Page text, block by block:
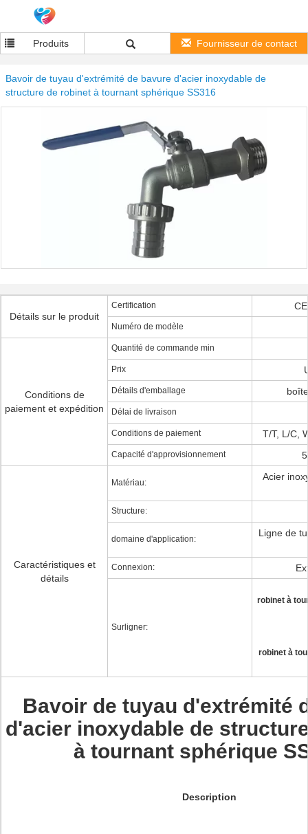
Produits Fournisseur de contact
Bavoir de tuyau d'extrémité de bavure d'acier inoxydable de
structure de robinet à tournant sphérique SS316
Détails sur le produit
Certification
Numéro de modèle
Conditions de
paiement et expédition
Quantité de commande min
Prix
Détails d'emballage
Délai de livraison
Conditions de paiement T/T, L/C,
Capacité d'approvisionnement
Caractéristiques et
détails
Matériau:
Acier
Structure:
domaine d'application:
Ligne de
Connexion:
Surligner:
robinet à
robinet à
Bavoir de tuyau d'extrémité
d'acier inoxydable de
à tournant sphérique
Description